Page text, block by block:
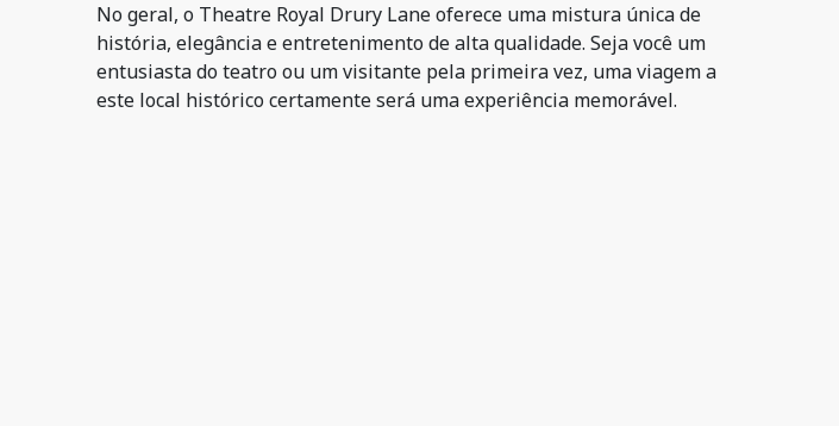
No geral, o Theatre Royal Drury Lane oferece uma mistura única de
história, elegância e entretenimento de alta qualidade. Seja você um
entusiasta do teatro ou um visitante pela primeira vez, uma viagem a
este local histórico certamente será uma experiência memorável.